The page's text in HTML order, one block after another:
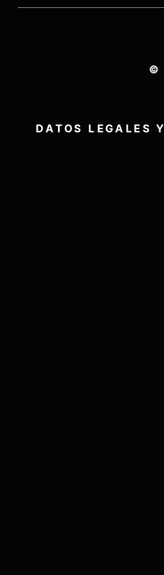
©
DATOS LEGALES